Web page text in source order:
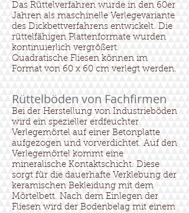
Das Rüttelverfahren wurde in den 60er
Jahren als maschinelle Verlegevariante
des Dickbettverfahrens entwickelt. Die
rüttelfähigen Plattenformate wurden
kontinuierlich vergrößert.
Quadratische Fliesen können im
Format von 60 x 60 cm verlegt werden.
Rüttelböden von Fachfirmen
Bei der Herstellung von Industrieböden
wird ein spezieller erdfeuchter
Verlegemörtel auf einer Betonplatte
aufgezogen und vorverdichtet. Auf den
Verlegemörtel kommt eine
mineralische Kontaktschicht. Diese
sorgt für die dauerhafte Verklebung der
keramischen Bekleidung mit dem
Mörtelbett. Nach dem Einlegen der
Fliesen wird der Bodenbelag mit einem